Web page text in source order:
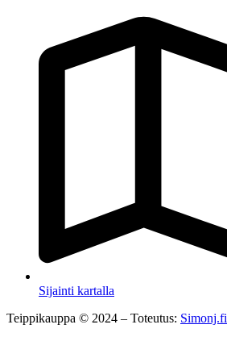
Sijainti kartalla
Teippikauppa © 2024 – Toteutus: Simonj.fi